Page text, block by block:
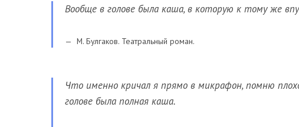
Вообще в голове была каша, в которую к тому же
М. Булгаков. Театральный роман.
Что именно кричал я прямо в микрафон, помню
голове была полная каша.